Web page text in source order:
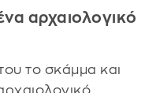
αρχαιολογικό
το σκάμμα και